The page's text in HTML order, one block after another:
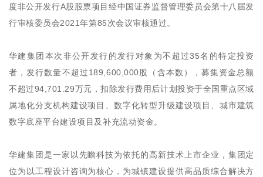
度非公开发行A股股票项目经中国证券监督管理委员会第十八届发
行审核委员会2021年第85次会议审核通过。
华建集团本次非公开发行的发行对象为不超过35名的特定投资
者，发行数量不超过189,600,000股（含本数），募集资金总额
不超过94,701.29万元，扣除发行费用后计划投资于全国重点区域
属地化分支机构建设项目、数字化转型升级建设项目、城市建筑
数字底座平台建设项目及补充流动资金。
华建集团是一家以先瞻科技为依托的高新技术上市企业，集团定
位为以工程设计咨询为核心，为城镇建设提供高品质综合解决方